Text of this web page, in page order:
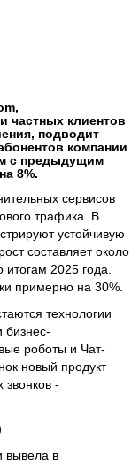
частных клиентов
подводит
компании
с предыдущим
8%.
сервисов
трафика. В
устойчивую
составляет около
2025 года.
примерно на 30%.
технологии
бизнес-
роботы и Чат-
новый продукт
-
вывела в